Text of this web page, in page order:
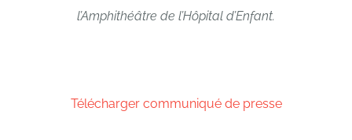
l’Amphithéâtre de l’Hôpital d’Enfant.
Télécharger communiqué de presse